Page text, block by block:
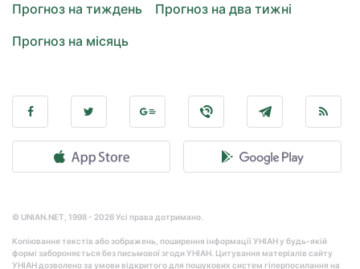
Прогноз на тиждень
Прогноз на два тижні
Прогноз на місяць
© UNIAN.NET, 1998 - 2026 Усі права дотримано.
Копіювання текстів або зображень, поширення інформації УНІАН у будь-якій
формі забороняється без письмової згоди УНІАН. Цитування матеріалів сайту
УНІАН дозволено за умови відкритого для пошукових систем гіперпосилання на